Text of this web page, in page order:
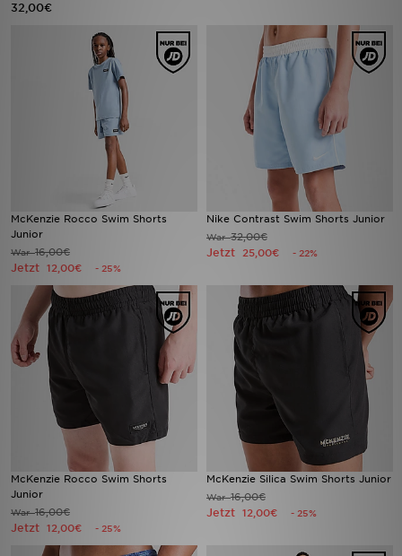
32,00€
McKenzie Rocco Swim Shorts
Junior
War16,00€
Jetzt 12,00€ - 25%
Nike Contrast Swim Shorts Junior
War32,00€
Jetzt 25,00€ - 22%
McKenzie Rocco Swim Shorts
Junior
War16,00€
Jetzt 12,00€ - 25%
McKenzie Silica Swim Shorts Junior
War16,00€
Jetzt 12,00€ - 25%
Mein JD
Meine Nachrichten
Bestellverfolgung
Hilfe & Kontakt
Trending Styles